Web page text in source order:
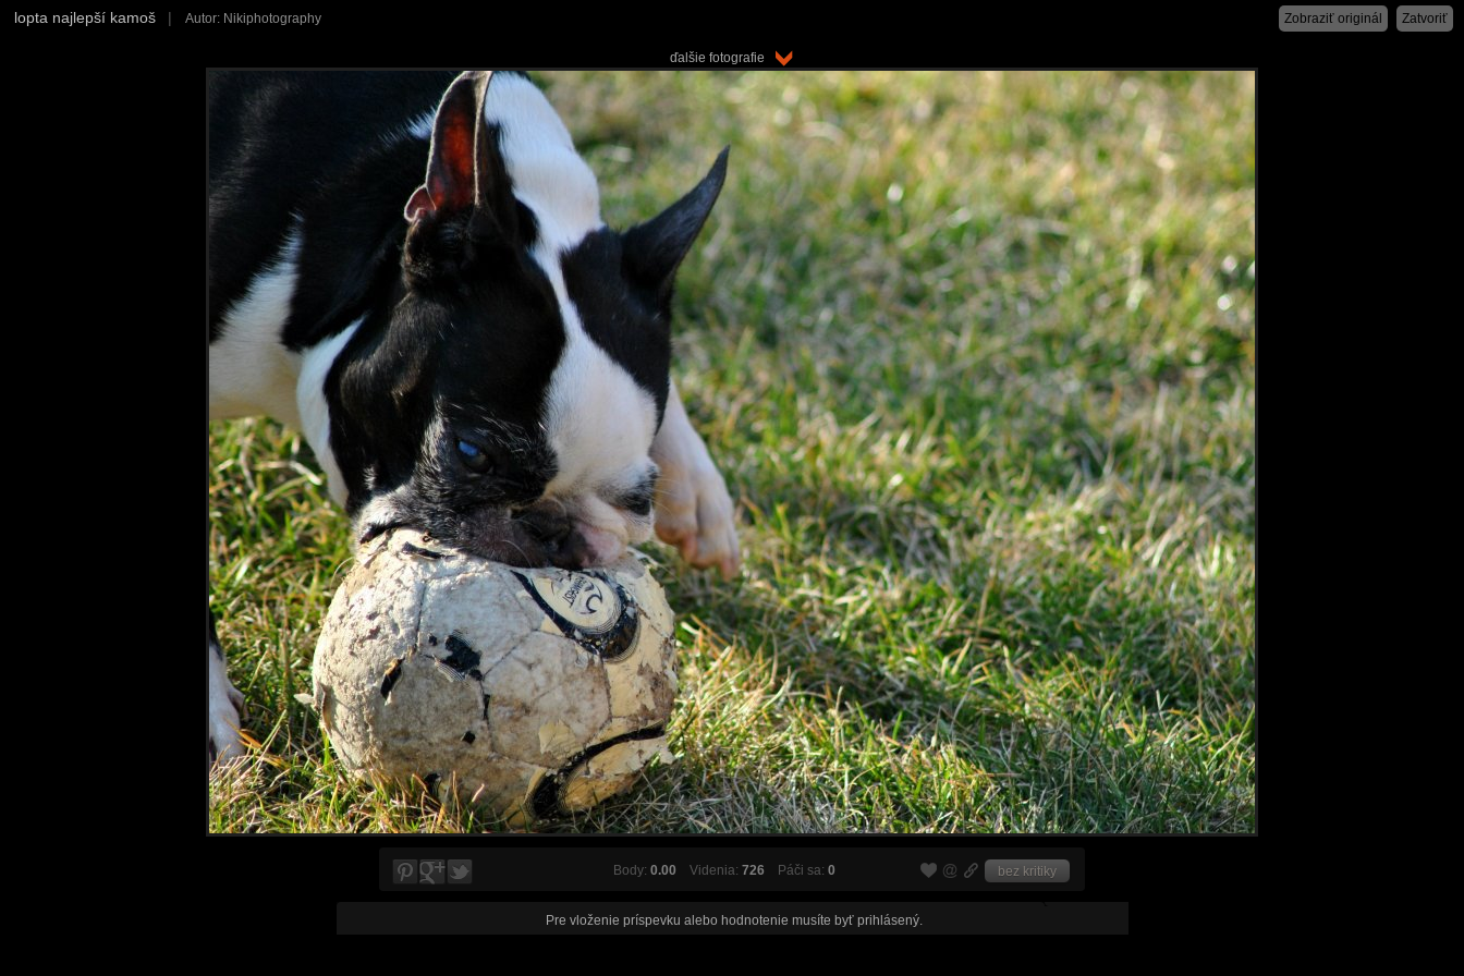
lopta najlepší kamoš | Autor: Nikiphotography Zatvoriť
Zobraziť originál
ďalšie fotografie
Body: 0.00 Videnia: 726 Páči sa: 0 bez kritiky
Pre vloženie príspevku alebo hodnotenie musíte byť prihlásený.